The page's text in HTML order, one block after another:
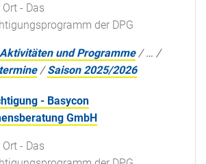
- Das
der DPG
Aktivitäten und Programme /… /
/Saison 2025/2026
- Basycon
GmbH
- Das